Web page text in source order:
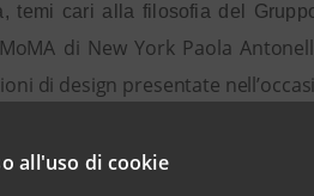
all'uso di cookie
temi cari alla filosofia del
di New York Paola
di design presentate
fuorisalone
a cura